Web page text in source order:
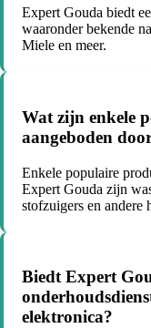
Expert Gouda biedt
waaronder bekende
Miele en meer.
Wat zijn enkele
aangeboden
Enkele populaire
Expert Gouda zijn
stofzuigers en andere
Biedt Expert
elektronica?